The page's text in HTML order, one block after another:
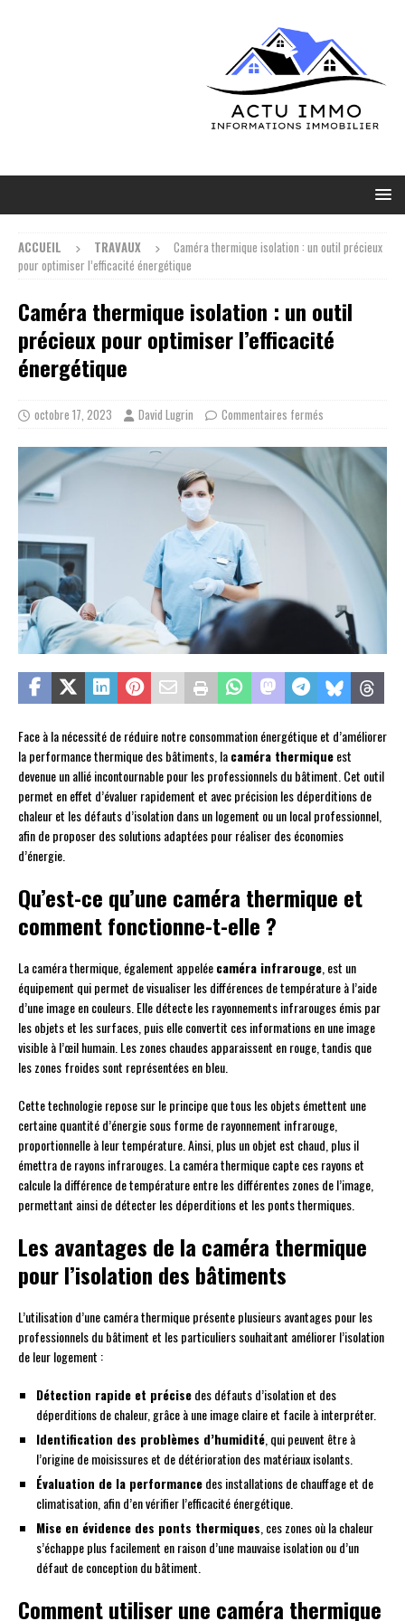
ACCUEIL TRAVAUX
Caméra thermique isolation : un outil précieux
pour optimiser l’efficacité énergétique
Caméra thermique isolation : un outil
précieux pour optimiser l’efficacité
énergétique
octobre 17, 2023 David Lugrin Commentaires fermés
Face à la nécessité de réduire notre consommation énergétique et d’améliorer
la performance thermique des bâtiments, lacaméra thermiqueest
devenue un allié incontournable pour les professionnels du bâtiment. Cet outil
permet en effet d’évaluer rapidement et avec précision les déperditions de
chaleur et les défauts d’isolation dans un logement ou un local professionnel,
afin de proposer des solutions adaptées pour réaliser des économies
d’énergie.
Qu’est-ce qu’une caméra thermique et
comment fonctionne-t-elle ?
La caméra thermique, également appeléecaméra infrarouge , est un
équipement qui permet de visualiser les différences de température à l’aide
d’une image en couleurs. Elle détecte les rayonnements infrarouges émis par
les objets et les surfaces, puis elle convertit ces informations en une image
visible à l’œil humain. Les zones chaudes apparaissent en rouge, tandis que
les zones froides sont représentées en bleu.
Cette technologie repose sur le principe que tous les objets émettent une
certaine quantité d’énergie sous forme de rayonnement infrarouge,
proportionnelle à leur température. Ainsi, plus un objet est chaud, plus il
émettra de rayons infrarouges. La caméra thermique capte ces rayons et
calcule la différence de température entre les différentes zones de l’image,
permettant ainsi de détecter les déperditions et les ponts thermiques.
Les avantages de la caméra thermique
pour l’isolation des bâtiments
L’utilisation d’une caméra thermique présente plusieurs avantages pour les
professionnels du bâtiment et les particuliers souhaitant améliorer l’isolation
de leur logement :
Détection rapide et précisedes défauts d’isolation et des
déperditions de chaleur, grâce à une image claire et facile à interpréter.
Identification des problèmes d’humidité , qui peuvent être à
l’origine de moisissures et de détérioration des matériaux isolants.
Évaluation de la performancedes installations de chauffage et de
climatisation, afin d’en vérifier l’efficacité énergétique.
Mise en évidence des ponts thermiques , ces zones où la chaleur
s’échappe plus facilement en raison d’une mauvaise isolation ou d’un
défaut de conception du bâtiment.
Comment utiliser une caméra thermique